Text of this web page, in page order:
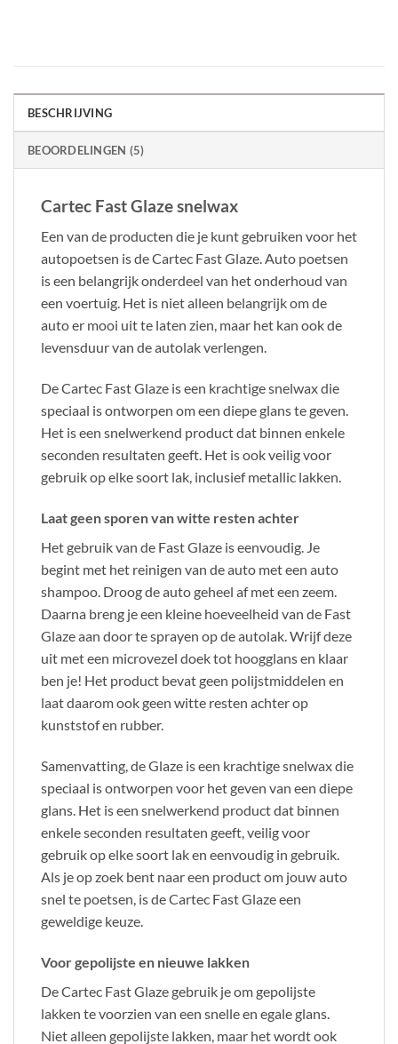
BESCHRIJVING
BEOORDELINGEN (5)
Cartec Fast Glaze snelwax
Een van de producten die je kunt gebruiken voor het
autopoetsen is de Cartec Fast Glaze. Auto poetsen
is een belangrijk onderdeel van het onderhoud van
een voertuig. Het is niet alleen belangrijk om de
auto er mooi uit te laten zien, maar het kan ook de
levensduur van de autolak verlengen.
De Cartec Fast Glaze is een krachtige snelwax die
speciaal is ontworpen om een diepe glans te geven.
Het is een snelwerkend product dat binnen enkele
seconden resultaten geeft. Het is ook veilig voor
gebruik op elke soort lak, inclusief metallic lakken.
Laat geen sporen van witte resten achter
Het gebruik van de Fast Glaze is eenvoudig. Je
begint met het reinigen van de auto met een auto
shampoo. Droog de auto geheel af met een zeem.
Daarna breng je een kleine hoeveelheid van de Fast
Glaze aan door te sprayen op de autolak. Wrijf deze
uit met een microvezel doek tot hoogglans en klaar
ben je! Het product bevat geen polijstmiddelen en
laat daarom ook geen witte resten achter op
kunststof en rubber.
Samenvatting, de Glaze is een krachtige snelwax die
speciaal is ontworpen voor het geven van een diepe
glans. Het is een snelwerkend product dat binnen
enkele seconden resultaten geeft, veilig voor
gebruik op elke soort lak en eenvoudig in gebruik.
Als je op zoek bent naar een product om jouw auto
snel te poetsen, is de Cartec Fast Glaze een
geweldige keuze.
Voor gepolijste en nieuwe lakken
De Cartec Fast Glaze gebruik je om gepolijste
lakken te voorzien van een snelle en egale glans.
Niet alleen gepolijste lakken, maar het wordt ook